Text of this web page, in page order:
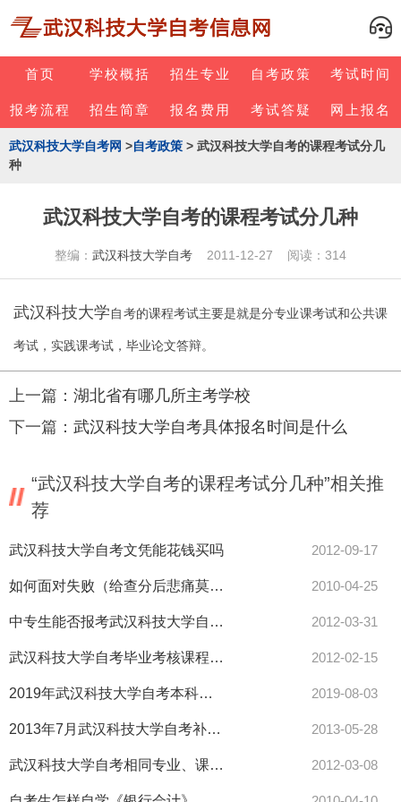
首页 学校概括 招生专业 自考政策 考试时间
报考流程 招生简章 报名费用 考试答疑 网上报名
武汉科技大学自考网 >自考政策 > 武汉科技大学自考的课程考试分几
种
武汉科技大学自考的课程考试分几种
整编： 武汉科技大学自考 2011-12-27 阅读：314
武汉科技大学 自考的课程考试主要是就是分专业课考试和公共课
考试，实践课考试，毕业论文答辩。
上一篇： 湖北省有哪几所主考学校
下一篇： 武汉科技大学自考具体报名时间是什么
“武汉科技大学自考的课程考试分几种”相关推
荐
武汉科技大学自考文凭能花钱买吗 2012-09-17
如何面对失败（给查分后悲痛莫名的同学） 2010-04-25
中专生能否报考武汉科技大学自考本科 2012-03-31
武汉科技大学自考毕业考核课程的条件是什么？地点是自考办吗 2012-02-15
2019年武汉科技大学自考本科新生报名须知 2019-08-03
2013年7月武汉科技大学自考补报名时间及地点 2013-05-28
武汉科技大学自考相同专业、课程能否互相顶替 2012-03-08